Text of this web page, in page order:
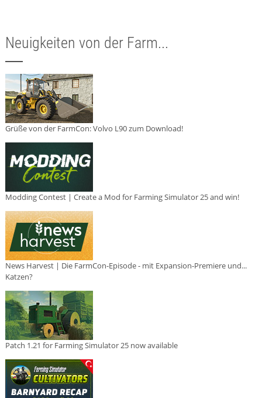
Neuigkeiten von der Farm...
Grüße von der FarmCon: Volvo L90 zum Download!
Modding Contest | Create a Mod for Farming Simulator 25 and win!
News Harvest | Die FarmCon-Episode - mit Expansion-Premiere und...
Katzen?
Patch 1.21 for Farming Simulator 25 now available